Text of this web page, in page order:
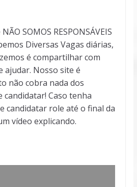
SOMOS RESPONSÁVEIS
Diversas Vagas diárias,
é compartilhar com
ajudar. Nosso site é
não cobra nada dos
candidatar! Caso tenha
candidatar role até o final da
vídeo explicando.